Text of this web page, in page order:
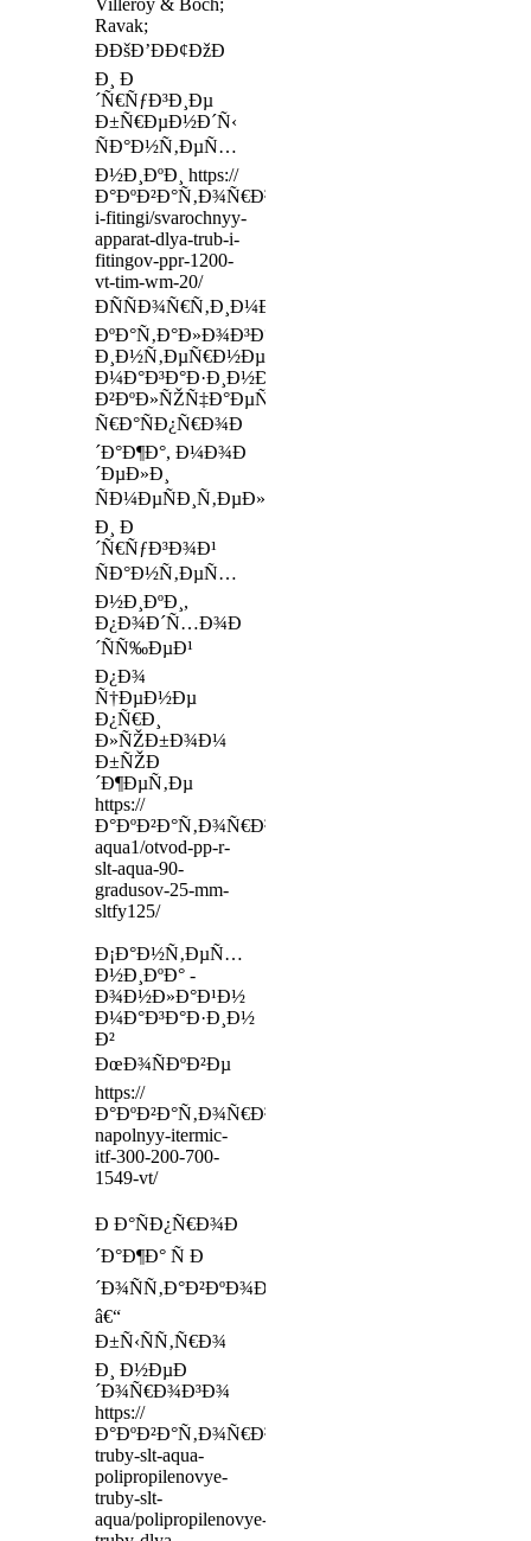
Villeroy & Boch;
Ravak;
ÐÐšÐ’ÐÐ¢ÐžÐ
Ð¸ Ð
´Ñ€ÑƒÐ³Ð¸Ðµ
Ð±Ñ€ÐµÐ½Ð´Ñ‹
ÑÐ°Ð½Ñ‚ÐµÑ…
Ð½Ð¸ÐºÐ¸ https://
Ð°ÐºÐ²Ð°Ñ‚Ð¾Ñ€Ð³24.Ñ€Ñ„/truby-
i-fitingi/svarochnyy-
apparat-dlya-trub-i-
fitingov-ppr-1200-
vt-tim-wm-20/
ÐÑÑÐ¾Ñ€Ñ‚Ð¸Ð¼ÐµÐ½Ñ‚
ÐºÐ°Ñ‚Ð°Ð»Ð¾Ð³Ð°
Ð¸Ð½Ñ‚ÐµÑ€Ð½ÐµÑ‚-
Ð¼Ð°Ð³Ð°Ð·Ð¸Ð½Ð°
Ð²ÐºÐ»ÑŽÑ‡Ð°ÐµÑ‚
Ñ€Ð°ÑÐ¿Ñ€Ð¾Ð
´Ð°Ð¶Ð°, Ð¼Ð¾Ð
´ÐµÐ»Ð¸
ÑÐ¼ÐµÑÐ¸Ñ‚ÐµÐ»ÐµÐ¹
Ð¸ Ð
´Ñ€ÑƒÐ³Ð¾Ð¹
ÑÐ°Ð½Ñ‚ÐµÑ…
Ð½Ð¸ÐºÐ¸,
Ð¿Ð¾Ð´Ñ…Ð¾Ð
´ÑÑ‰ÐµÐ¹
Ð¿Ð¾
Ñ†ÐµÐ½Ðµ
Ð¿Ñ€Ð¸
Ð»ÑŽÐ±Ð¾Ð¼
Ð±ÑŽÐ
´Ð¶ÐµÑ‚Ðµ
https://
Ð°ÐºÐ²Ð°Ñ‚Ð¾Ñ€Ð³24.Ñ€Ñ„/slt-
aqua1/otvod-pp-r-
slt-aqua-90-
gradusov-25-mm-
sltfy125/
Ð¡Ð°Ð½Ñ‚ÐµÑ…
Ð½Ð¸ÐºÐ° -
Ð¾Ð½Ð»Ð°Ð¹Ð½
Ð¼Ð°Ð³Ð°Ð·Ð¸Ð½
Ð²
ÐœÐ¾ÑÐºÐ²Ðµ
https://
Ð°ÐºÐ²Ð°Ñ‚Ð¾Ñ€Ð³24.Ñ€Ñ„/otoplenie/konvektor-
napolnyy-itermic-
itf-300-200-700-
1549-vt/
Ð Ð°ÑÐ¿Ñ€Ð¾Ð
´Ð°Ð¶Ð° Ñ Ð
´Ð¾ÑÑ‚Ð°Ð²ÐºÐ¾Ð¹
â€“
Ð±Ñ‹ÑÑ‚Ñ€Ð¾
Ð¸ Ð½ÐµÐ
´Ð¾Ñ€Ð¾Ð³Ð¾
https://
Ð°ÐºÐ²Ð°Ñ‚Ð¾Ñ€Ð³24.Ñ€Ñ„/truby/polipropilenovye-
truby-slt-aqua-
polipropilenovye-
truby-slt-
aqua/polipropilenovye-